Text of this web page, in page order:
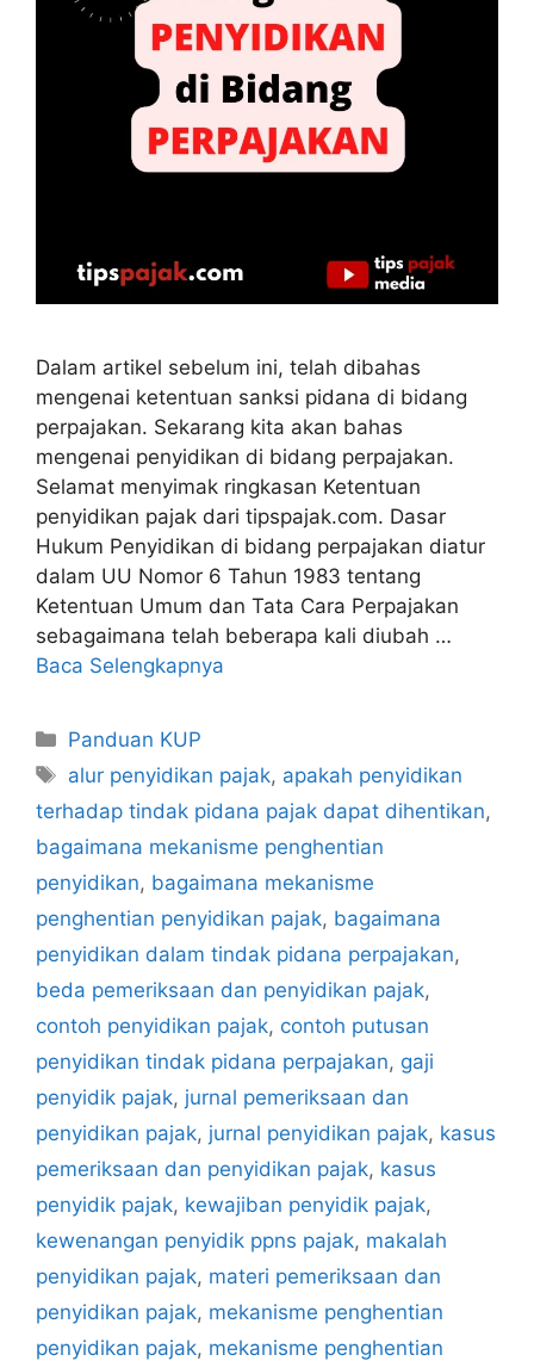
Dalam artikel sebelum ini, telah dibahas
mengenai ketentuan sanksi pidana di bidang
perpajakan. Sekarang kita akan bahas
mengenai penyidikan di bidang perpajakan.
Selamat menyimak ringkasan Ketentuan
penyidikan pajak dari tipspajak.com. Dasar
Hukum Penyidikan di bidang perpajakan diatur
dalam UU Nomor 6 Tahun 1983 tentang
Ketentuan Umum dan Tata Cara Perpajakan
sebagaimana telah beberapa kali diubah …
Baca Selengkapnya
Kategori
Panduan KUP
Tag
alur penyidikan pajak, apakah penyidikan
terhadap tindak pidana pajak dapat dihentikan,
bagaimana mekanisme penghentian
penyidikan, bagaimana mekanisme
penghentian penyidikan pajak, bagaimana
penyidikan dalam tindak pidana perpajakan,
beda pemeriksaan dan penyidikan pajak,
contoh penyidikan pajak, contoh putusan
penyidikan tindak pidana perpajakan, gaji
penyidik pajak, jurnal pemeriksaan dan
penyidikan pajak, jurnal penyidikan pajak, kasus
pemeriksaan dan penyidikan pajak, kasus
penyidik pajak, kewajiban penyidik pajak,
kewenangan penyidik ppns pajak, makalah
penyidikan pajak, materi pemeriksaan dan
penyidikan pajak, mekanisme penghentian
penyidikan pajak, mekanisme penghentian